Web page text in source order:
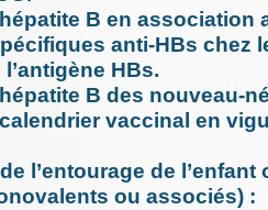
B en association
anti-HBs chez
HBs.
B des nouveau-
vaccinal en
l’entourage de l’enfant
ou associés) :